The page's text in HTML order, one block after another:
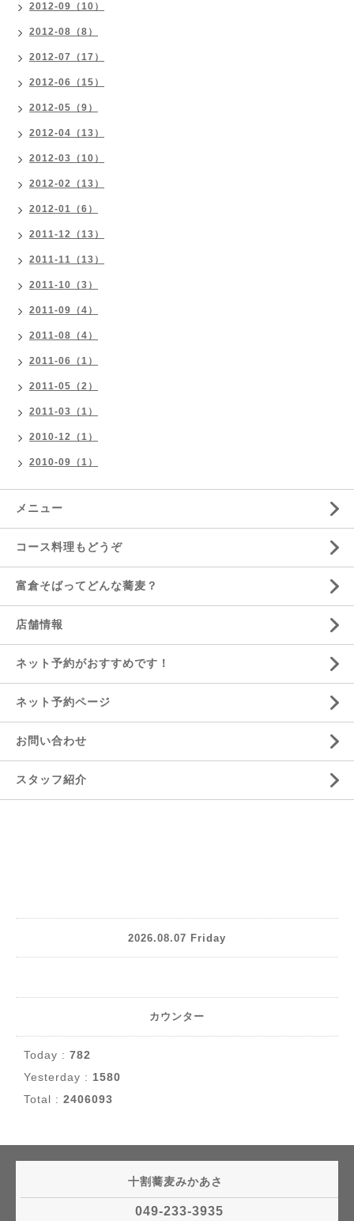
2012-09（10）
2012-08（8）
2012-07（17）
2012-06（15）
2012-05（9）
2012-04（13）
2012-03（10）
2012-02（13）
2012-01（6）
2011-12（13）
2011-11（13）
2011-10（3）
2011-09（4）
2011-08（4）
2011-06（1）
2011-05（2）
2011-03（1）
2010-12（1）
2010-09（1）
メニュー
コース料理もどうぞ
富倉そばってどんな蕎麦？
店舗情報
ネット予約がおすすめです！
ネット予約ページ
お問い合わせ
スタッフ紹介
2026.08.07 Friday
カウンター
Today : 782
Yesterday : 1580
Total : 2406093
十割蕎麦みかあさ
049-233-3935